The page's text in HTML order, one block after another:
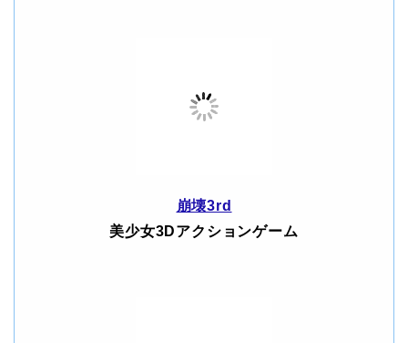
崩壊3rd
美少女3Dアクションゲーム